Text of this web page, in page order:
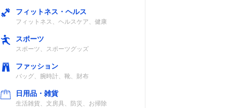
フィットネス・ヘルス
フィットネス、ヘルスケア、健康
スポーツ
スポーツ、スポーツグッズ
ファッション
バッグ、腕時計、靴、財布
日用品・雑貨
生活雑貨、文房具、防災、お掃除